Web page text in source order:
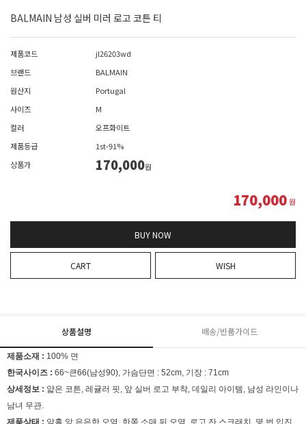
BALMAIN 남성 실버 미러 로고 코튼 티
제품코드
jl26203wd
브랜드
BALMAIN
원산지
Portugal
사이즈
M
컬러
오프화이트
제품등급
1st-91%
상품가
170,000원
170,000원
BUY NOW
CART WISH
상품설명 배송/반품가이드
제품소재 : 100% 면
한국사이즈 : 66~큰66(남성90), 가슴단면 : 52cm, 기장 : 71cm
상세정보 : 얇은 코튼, 레귤러 핏, 앞 실버 로고 부착, 데일리 아이템, 남성 라인이나
남녀 무관.
제품상태 : 암홀 앞 은은한 오염, 한쪽 소매 뒤 오염, 로고 잔 스크래치, 몇 번 입진